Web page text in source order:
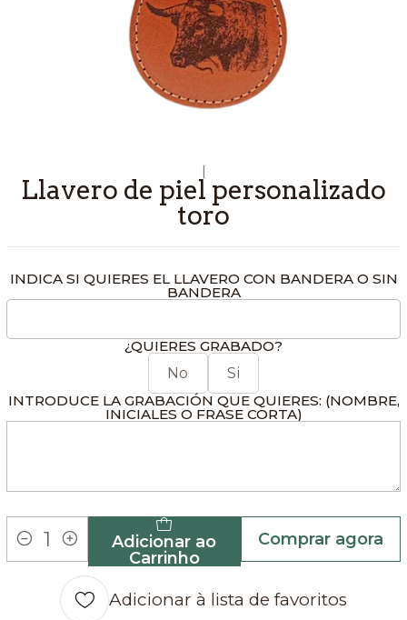
|
Llavero de piel personalizado
toro
INDICA SI QUIERES EL LLAVERO CON BANDERA O SIN
BANDERA
¿QUIERES GRABADO?
No Si
INTRODUCE LA GRABACIÓN QUE QUIERES: (NOMBRE,
INICIALES O FRASE CORTA)
Quantidade
Adicionar ao
Carrinho
Comprar agora
Adicionar à lista de favoritos